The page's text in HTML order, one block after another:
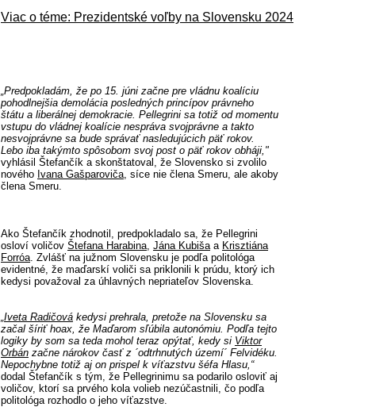
Viac o téme: Prezidentské voľby na Slovensku 2024
„Predpokladám, že po 15. júni začne pre vládnu koalíciu
pohodlnejšia demolácia posledných princípov právneho
štátu a liberálnej demokracie. Pellegrini sa totiž od momentu
vstupu do vládnej koalície nespráva svojprávne a takto
nesvojprávne sa bude správať nasledujúcich päť rokov.
Lebo iba takýmto spôsobom svoj post o päť rokov obháji,"
vyhlásil Štefančík a skonštatoval, že Slovensko si zvolilo
nového Ivana Gašparoviča , síce nie člena Smeru, ale akoby
člena Smeru.
Ako Štefančík zhodnotil, predpokladalo sa, že Pellegrini
osloví voličov Štefana Harabina Jána Kubiša a Krisztiána
Forróa . Zvlášť na južnom Slovensku je podľa politológa
evidentné, že maďarskí voliči sa priklonili k prúdu, ktorý ich
kedysi považoval za úhlavných nepriateľov Slovenska.
Iveta Radičová kedysi prehrala, pretože na Slovensku sa
začal šíriť hoax, že Maďarom sľúbila autonómiu. Podľa tejto
logiky by som sa teda mohol teraz opýtať, kedy si Viktor
Orbán začne nárokov časť z ´odtrhnutých území´ Felvidéku.
Nepochybne totiž aj on prispel k víťazstvu šéfa Hlasu,“
dodal Štefančík s tým, že Pellegrinimu sa podarilo osloviť aj
voličov, ktorí sa prvého kola volieb nezúčastnili, čo podľa
politológa rozhodlo o jeho víťazstve.